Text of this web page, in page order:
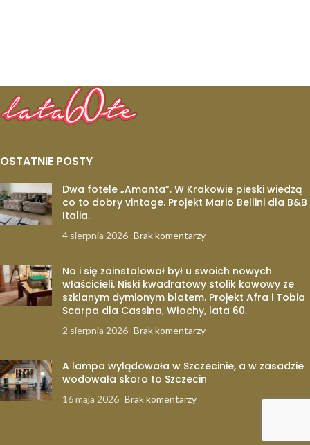
OSTATNIE POSTY
Dwa fotele „Amanta”. W Krakowie pieski wiedzą
co to dobry vintage. Projekt Mario Bellini dla B&B
Italia.
4 sierpnia 2026 Brak komentarzy
No i się zainstalował był u swoich nowych
właścicieli. Niski kwadratowy stolik kawowy ze
szklanym dymionym blatem. Projekt Afra i Tobia
Scarpa dla Cassina, Włochy, lata 60.
2 sierpnia 2026 Brak komentarzy
A lampa wylądowała w Szczecinie, a w zasadzie
wodowała skoro to Szczecin
16 maja 2026 Brak komentarzy